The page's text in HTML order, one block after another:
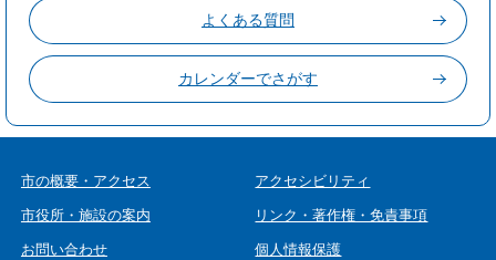
よくある質問
カレンダーでさがす
市の概要・アクセス
市役所・施設の案内
お問い合わせ
アクセシビリティ
リンク・著作権・免責事項
個人情報保護